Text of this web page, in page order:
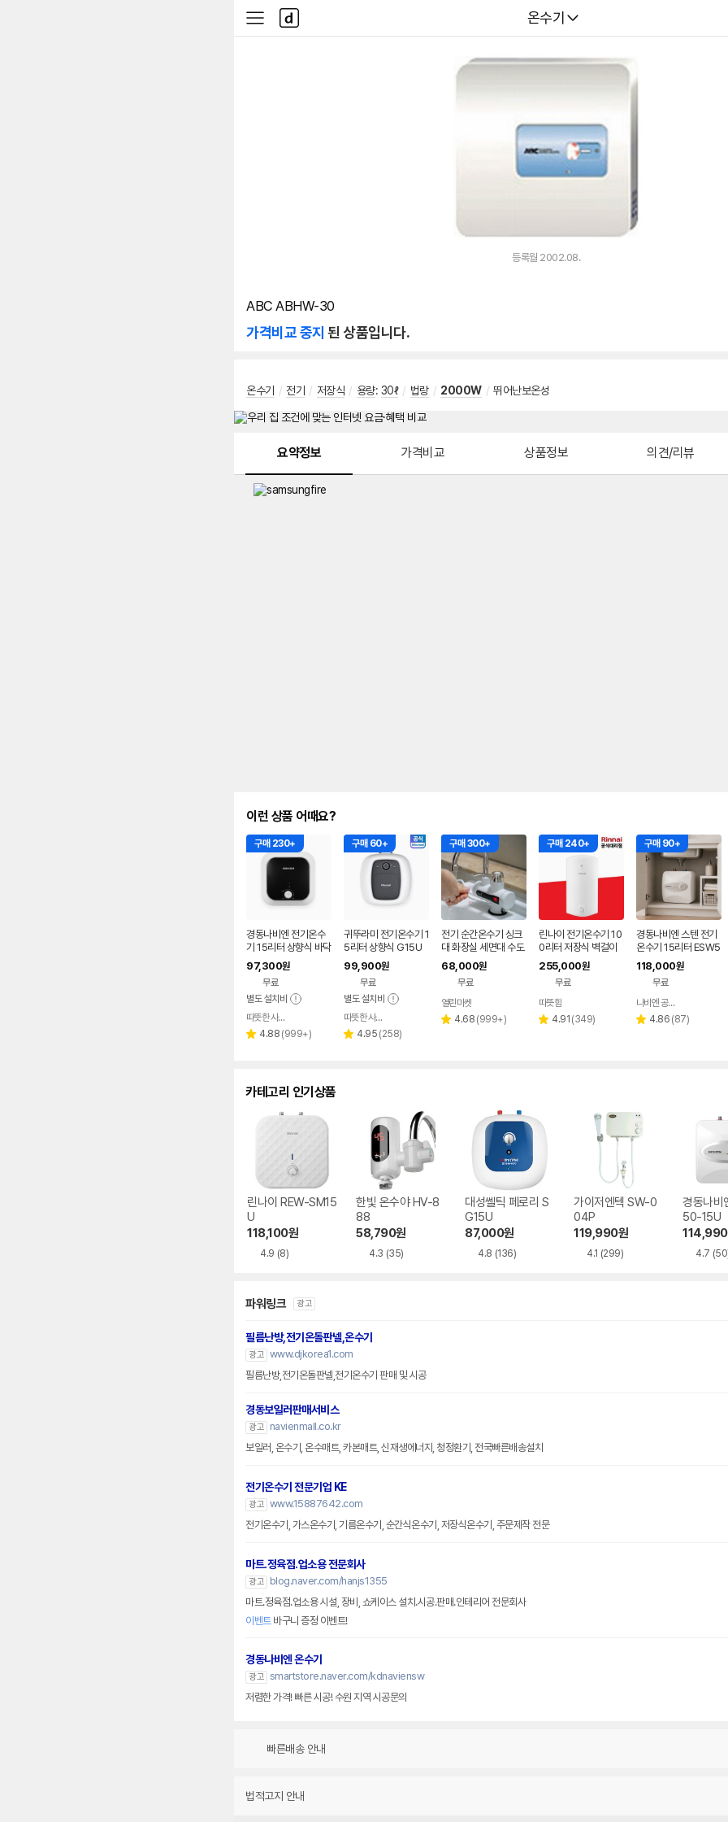
다나와
온수기
사
이
다
나
와
등록월 2002.08.
ABC ABHW-30
가격비교 중지 된 상품입니다.
온수기 / 전기 / 저장식 / 용량: 30ℓ / 법랑 / 2000W / 뛰어난보온성
요약정보 가격비교 상품정보 의견/리뷰
이런 상품 어때요?
구매 230+
경동나비엔 전기온수
기 15리터 상향식 바닥
형
97,300원
무료
별도 설치비
페이
따뜻한 사람들
별 4.88 리
(999+)
구매 60+
귀뚜라미 전기온수기 1
5리터 상향식 G15U
법랑 벽걸이형 바닥형
금액동일
99,900원
무료
별도 설치비
페이
따뜻한 사람들
별 4.95 리
(258)
구매 300+
전기 순간온수기 싱크
대 화장실 세면대 수도
꼭지 미니 소형 싱크원
홀 가로형
68,000원
무료
열린마켓
별 4.68 리
(999+)
구매 240+
린나이 전기온수기 10
0리터 저장식 벽걸이
형 하향식 100L 신제
품 NEW
255,000원
무료
따뜻함
별 4.91 리
(349)
구매 90+
경동나비엔 스텐 전기
온수기 15리터 ESW5
50-15U 언더싱크형
상향식
118,000원
무료
페이
나비엔 공식판매 대리점
별 4.86 리
(87)
카테고리 인기상품
린나이 REW-SM15
U
118,100원
4.9 (8)
한빛 온수야 HV-8
88
58,790원
4.3 (35)
대성쎌틱 페로리 S
G15U
87,000원
4.8 (136)
가이저엔텍 SW-0
04P
119,990원
4.1 (299)
경동나비
50-15U
114,990
4.7
파워링크 광고
필름난방,전기온돌판넬,온수기
광고 www.djkorea1.com
필름난방,전기온돌판넬,전기온수기 판매 및 시공
경동보일러판매서비스
광고
navienmall.co.kr
보일러, 온수기, 온수매트, 카본매트, 신재생에너지, 청정환기, 전국빠른배송설치
전기온수기 전문기업 KE
광고 www.15887642.com
전기온수기, 가스온수기, 기름온수기, 순간식온수기, 저장식온수기, 주문제작 전문
마트.정육점.업소용 전문회사
광고
blog.naver.com/hanjs1355
마트.정육점.업소용 시설, 장비, 쇼케이스 설치.시공.판매.인테리어 전문회사
이벤트바구니 증정 이벤트!
경동나비엔 온수기
광고 smartstore.naver.com/kdnaviensw
저렴한 가격! 빠른 시공! 수원 지역 시공문의
빠른배송 안내
법적고지 안내